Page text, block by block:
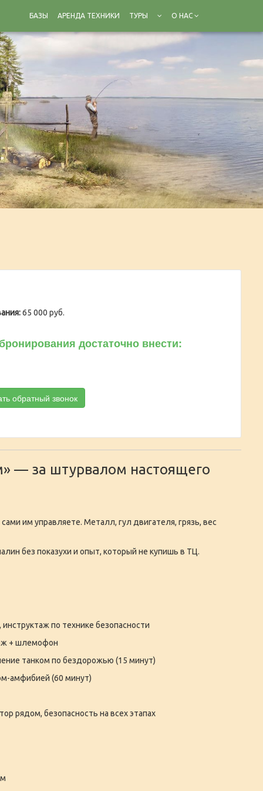
БАЗЫ АРЕНДА ТЕХНИКИ ТУРЫ О НАС
65 000 руб.
достаточно внести:
обратный звонок
— за штурвалом настоящего
им управляете. Металл, гул двигателя, грязь, вес
без показухи и опыт, который не купишь в ТЦ.
по технике безопасности
+ шлемофон
танком по бездорожью (15 минут)
амфибией (60 минут)
рядом, безопасность на всех этапах